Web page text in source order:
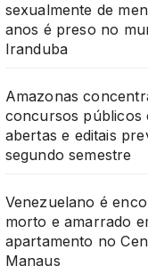
sexualmente de
anos é preso no
Iranduba
Amazonas
concursos públicos
abertas e editais
segundo semestre
Venezuelano é
morto e amarrado
apartamento no
Manaus